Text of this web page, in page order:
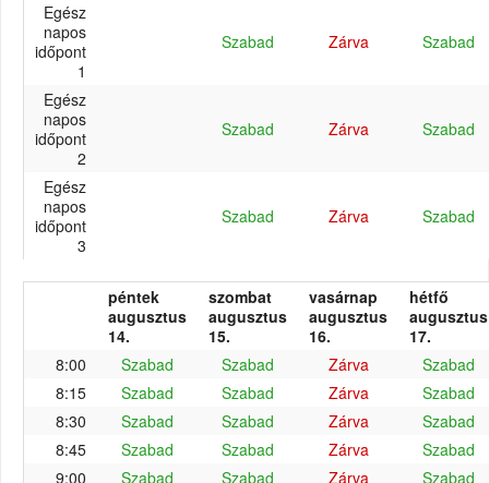
Egész
napos
időpont
1
Szabad Zárva Szabad
Egész
napos
időpont
2
Szabad Zárva Szabad
Egész
napos
időpont
3
Szabad Zárva Szabad
péntek
augusztus
14.
szombat
augusztus
15.
vasárnap
augusztus
16.
hétfő
augusztus
17.
8:00
Szabad Szabad Zárva
Szabad
8:15
Szabad Szabad Zárva
Szabad
8:30
Szabad Szabad Zárva
Szabad
8:45
Szabad Szabad Zárva
Szabad
9:00
Szabad Szabad Zárva
Szabad